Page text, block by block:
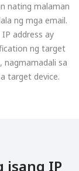
nating malaman
ng mga email.
address ay
ng target
nagmamadali sa
target device.
isang IP